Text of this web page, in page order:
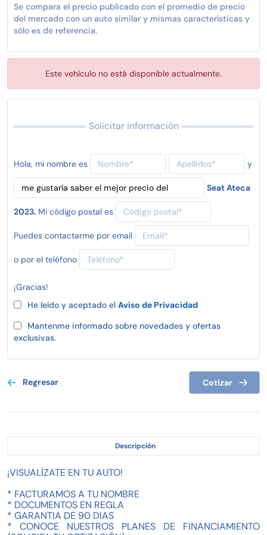
Se compara el precio publicado con el promedio de precio
del mercado con un auto similar y mismas características y
sólo es de referencia.
Este vehículo no está disponible actualmente.
Solicitar información
Hola, mi nombre es y
Seat Ateca
2023. Mi código postal es
Puedes contactarme por email
o por el teléfono
¡Gracias!
He leído y aceptado el Aviso de Privacidad
Mantenme informado sobre novedades y ofertas
exclusivas.
Regresar Cotizar
Descripción
¡VISUALÍZATE EN TU AUTO!
* FACTURAMOS A TU NOMBRE
* DOCUMENTOS EN REGLA
* GARANTIA DE 90 DIAS
* CONOCE NUESTROS PLANES DE FINANCIAMIENTO